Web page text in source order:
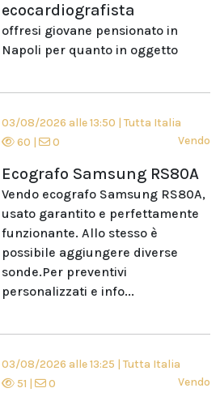
ecocardiografista
offresi giovane pensionato in
Napoli per quanto in oggetto
03/08/2026 alle 13:50 | Tutta Italia
60 | 0 Vendo
Ecografo Samsung RS80A
Vendo ecografo Samsung RS80A,
usato garantito e perfettamente
funzionante. Allo stesso è
possibile aggiungere diverse
sonde.Per preventivi
personalizzati e info...
03/08/2026 alle 13:25 | Tutta Italia
51 | 0 Vendo